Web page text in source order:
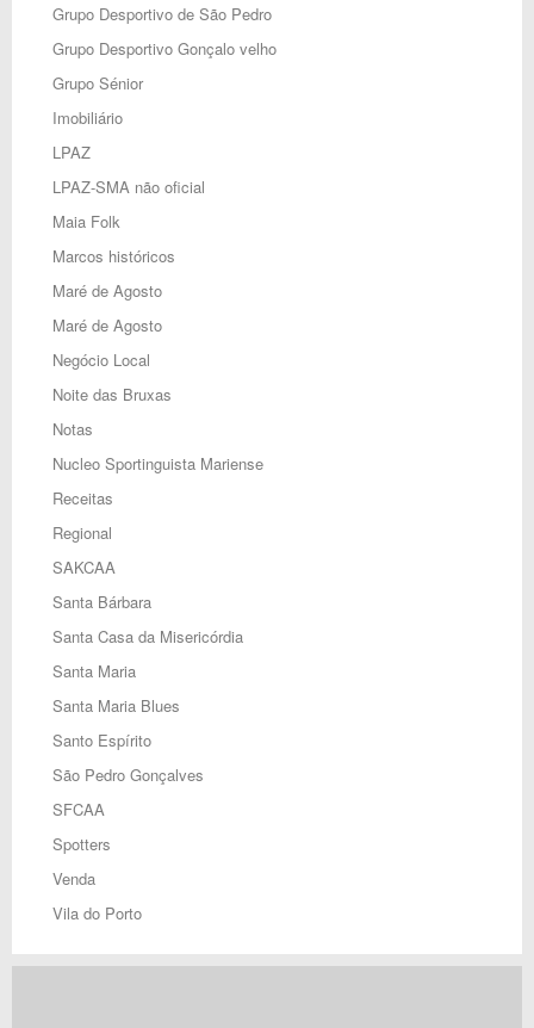
Grupo Desportivo de São Pedro
Grupo Desportivo Gonçalo velho
Grupo Sénior
Imobiliário
LPAZ
LPAZ-SMA não oficial
Maia Folk
Marcos históricos
Maré de Agosto
Maré de Agosto
Negócio Local
Noite das Bruxas
Notas
Nucleo Sportinguista Mariense
Receitas
Regional
SAKCAA
Santa Bárbara
Santa Casa da Misericórdia
Santa Maria
Santa Maria Blues
Santo Espírito
São Pedro Gonçalves
SFCAA
Spotters
Venda
Vila do Porto